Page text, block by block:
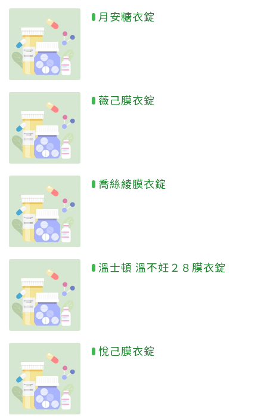
月安糖衣錠
薇己膜衣錠
喬絲綾膜衣錠
溫士頓 溫不妊２８膜衣錠
悅己膜衣錠